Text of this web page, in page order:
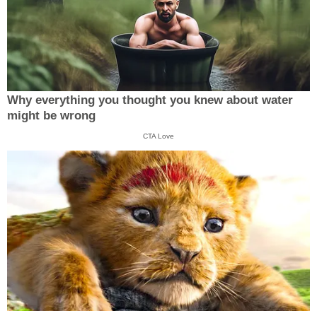
Why everything you thought you knew about water
might be wrong
CTA Love